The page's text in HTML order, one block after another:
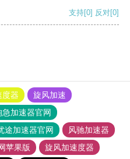
支持[0] 反对[0]
度器
旋风加速
急加速器官网
途加速器官网
风驰加速器
苹果版 旋风加速度器